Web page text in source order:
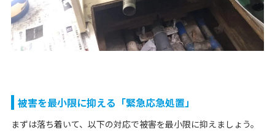
被害を最小限に抑える「緊急応急処置」
まずは落ち着いて、以下の対応で被害を最小限に抑えましょう。